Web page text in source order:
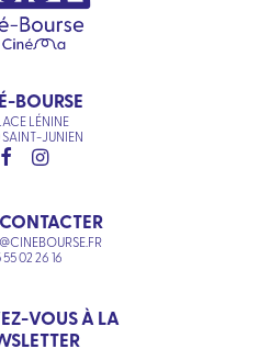
BOURSE
LÉNINE
JUNIEN
02 26 16
VOUS À LA